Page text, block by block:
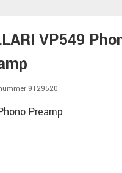
VP549
9129520
Preamp